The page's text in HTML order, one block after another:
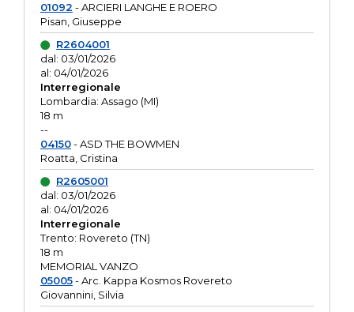
01092 - ARCIERI LANGHE E ROERO
Pisan, Giuseppe
R2604001
dal: 03/01/2026
al: 04/01/2026
Interregionale
Lombardia: Assago (MI)
18 m
--
04150- ASD THE BOWMEN
Roatta, Cristina
R2605001
dal: 03/01/2026
al: 04/01/2026
Interregionale
Trento: Rovereto (TN)
18 m
MEMORIAL VANZO
05005- Arc. Kappa Kosmos Rovereto
Giovannini, Silvia